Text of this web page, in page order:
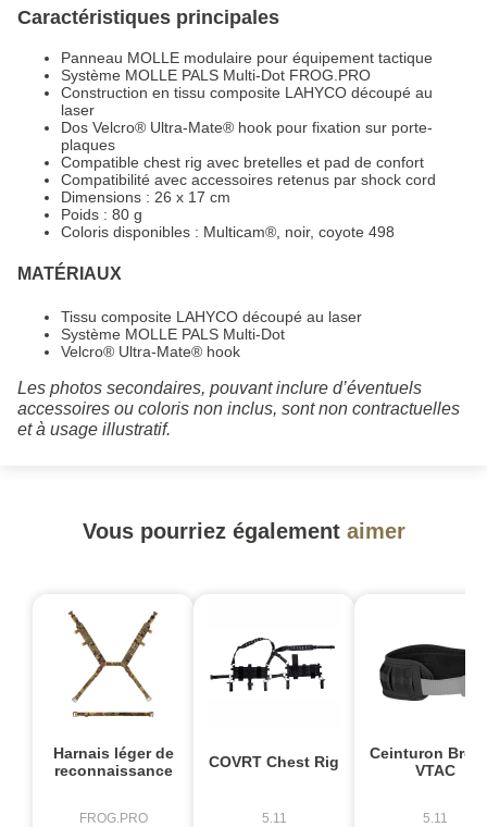
Caractéristiques principales
Panneau MOLLE modulaire pour équipement tactique
Système MOLLE PALS Multi-Dot FROG.PRO
Construction en tissu composite LAHYCO découpé au
laser
Dos Velcro® Ultra-Mate® hook pour fixation sur porte-
plaques
Compatible chest rig avec bretelles et pad de confort
Compatibilité avec accessoires retenus par shock cord
Dimensions : 26 x 17 cm
Poids : 80 g
Coloris disponibles : Multicam®, noir, coyote 498
MATÉRIAUX
Tissu composite LAHYCO découpé au laser
Système MOLLE PALS Multi-Dot
Velcro® Ultra-Mate® hook
Les photos secondaires, pouvant inclure d’éventuels
accessoires ou coloris non inclus, sont non contractuelles
et à usage illustratif.
Vous pourriez également aimer
Harnais léger de
reconnaissance
FROG.PRO
COVRT Chest Rig
5.11
Ceinturon
VTAC
5.11